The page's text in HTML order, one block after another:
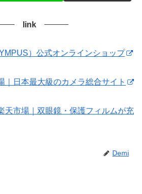
link
）公式オンラインショップ
｜日本最大級のカメラ総合サイト
天市場｜双眼鏡・保護フィルムが充
Demi